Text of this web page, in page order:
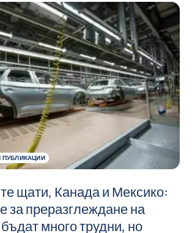
щати, Канада и Мексико:
за преразглеждане на
много трудни, но